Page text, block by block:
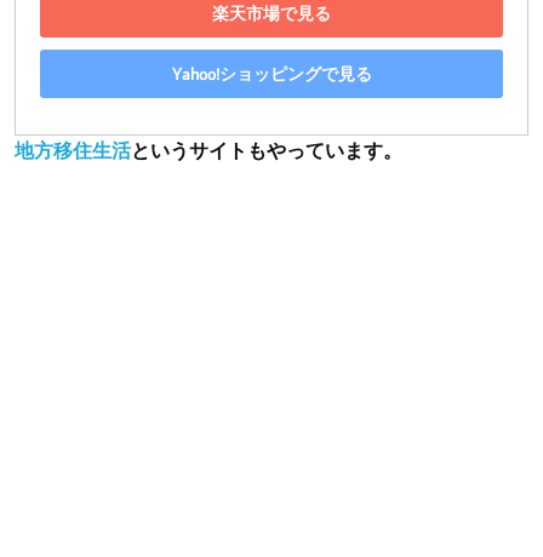
楽天市場で見る
Yahoo!ショッピングで見る
地方移住生活というサイトもやっています。